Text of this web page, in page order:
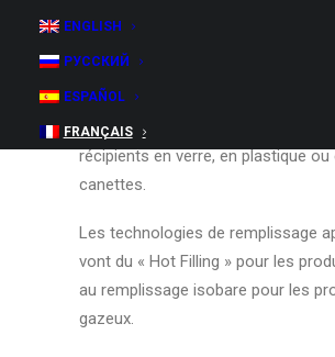
ENGLISH
РУССКИЙ
ESPAÑOL
FRANÇAIS
développer et de réaliser des
complètes pour le
ces produits
récipients en verre, en plastique ou
canettes.
Les technologies de remplissage
vont du « Hot Filling » pour les
au remplissage isobare pour les
gazeux.